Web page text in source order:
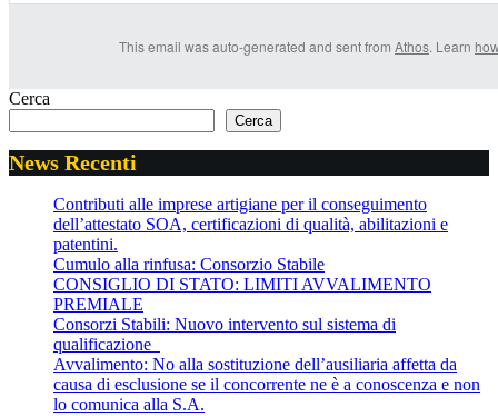
This email was auto-generated and sent from Athos. Learn
Cerca
Cerca
News Recenti
Contributi alle imprese artigiane per il conseguimento
dell’attestato SOA, certificazioni di qualità, abilitazioni e
patentini.
Cumulo alla rinfusa: Consorzio Stabile
CONSIGLIO DI STATO: LIMITI AVVALIMENTO
PREMIALE
Consorzi Stabili: Nuovo intervento sul sistema di
qualificazione
Avvalimento: No alla sostituzione dell’ausiliaria affetta da
causa di esclusione se il concorrente ne è a conoscenza e non
lo comunica alla S.A.